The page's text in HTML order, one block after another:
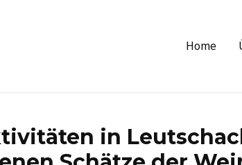
Home
in